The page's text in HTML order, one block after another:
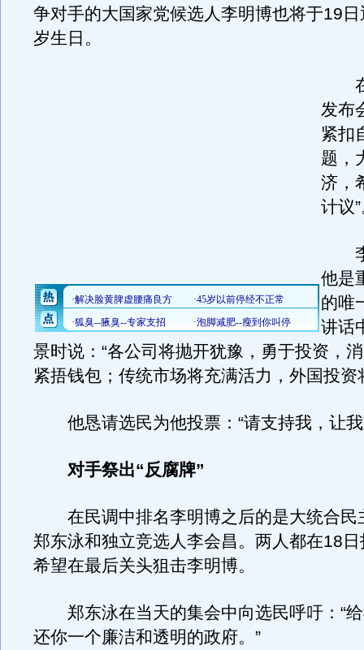
争对手的大国家党候选人李明博也将于19
岁生日。
在
发布
紧扣
题，
济，
计议
李
他是
的唯
讲话
景时说：“各公司将抛开犹豫，勇于投资，
紧捂钱包；传统市场将充满活力，外国投资
他恳请选民为他投票：“请支持我，让我
对手祭出“反腐牌”
在民调中排名李明博之后的是大统合民
郑东泳和独立竞选人李会昌。两人都在18
希望在最后关头狙击李明博。
郑东泳在当天的集会中向选民呼吁：“给
还你一个廉洁和透明的政府。”